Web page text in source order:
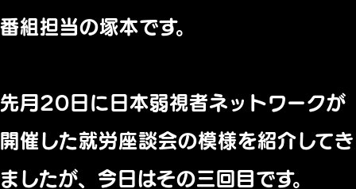
番組担当の塚本です。
先月20日に日本弱視者ネットワークが
開催した就労座談会の模様を紹介してき
ましたが、今日はその三回目です。